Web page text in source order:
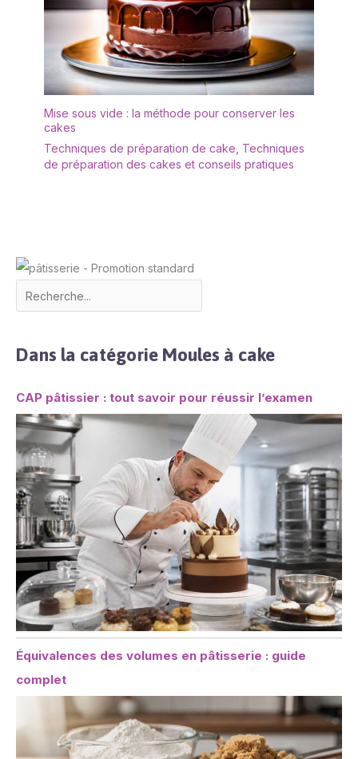
Mise sous vide : la méthode pour conserver les
cakes
Techniques de préparation de cake Techniques
de préparation des cakes et conseils pratiques
Dans la catégorie Moules à cake
CAP pâtissier : tout savoir pour réussir l’examen
Équivalences des volumes en pâtisserie : guide
complet